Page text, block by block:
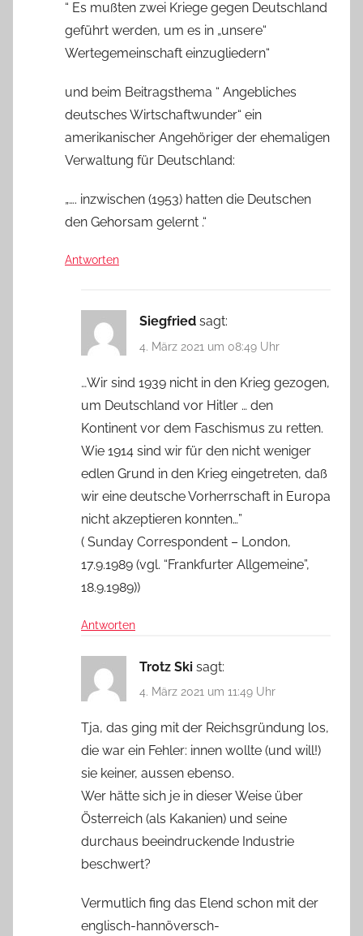
“ Es mußten zwei Kriege gegen Deutschland
geführt werden, um es in „unsere“
Wertegemeinschaft einzugliedern“
und beim Beitragsthema “ Angebliches
deutsches Wirtschaftwunder“ ein
amerikanischer Angehöriger der ehemaligen
Verwaltung für Deutschland:
„…. inzwischen (1953) hatten die Deutschen
den Gehorsam gelernt .“
Antworten
Siegfried sagt:
4. März 2021 um 08:49 Uhr
…Wir sind 1939 nicht in den Krieg gezogen,
um Deutschland vor Hitler … den
Kontinent vor dem Faschismus zu retten.
Wie 1914 sind wir für den nicht weniger
edlen Grund in den Krieg eingetreten, daß
wir eine deutsche Vorherrschaft in Europa
nicht akzeptieren konnten…”
( Sunday Correspondent – London,
17.9.1989 (vgl. “Frankfurter Allgemeine”,
18.9.1989))
Antworten
Trotz Ski sagt:
4. März 2021 um 11:49 Uhr
Tja, das ging mit der Reichsgründung los,
die war ein Fehler: innen wollte (und will!)
sie keiner, aussen ebenso.
Wer hätte sich je in dieser Weise über
Österreich (als Kakanien) und seine
durchaus beeindruckende Industrie
beschwert?
Vermutlich fing das Elend schon mit der
englisch-hannöversch-